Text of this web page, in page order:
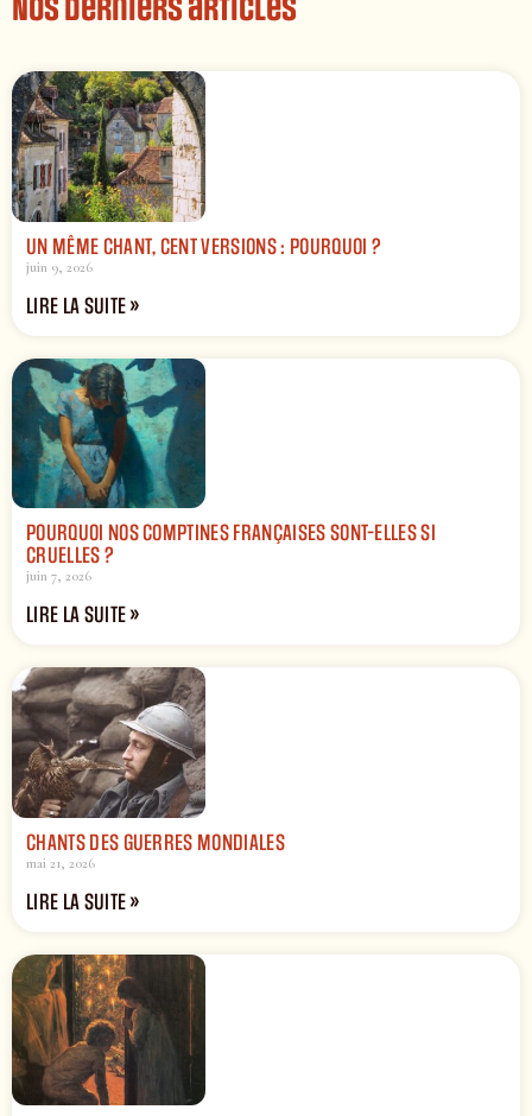
Nos derniers articles
UN MÊME CHANT, CENT VERSIONS : POURQUOI ?
juin 9, 2026
LIRE LA SUITE »
POURQUOI NOS COMPTINES FRANÇAISES SONT-ELLES SI
CRUELLES ?
juin 7, 2026
LIRE LA SUITE »
CHANTS DES GUERRES MONDIALES
mai 21, 2026
LIRE LA SUITE »